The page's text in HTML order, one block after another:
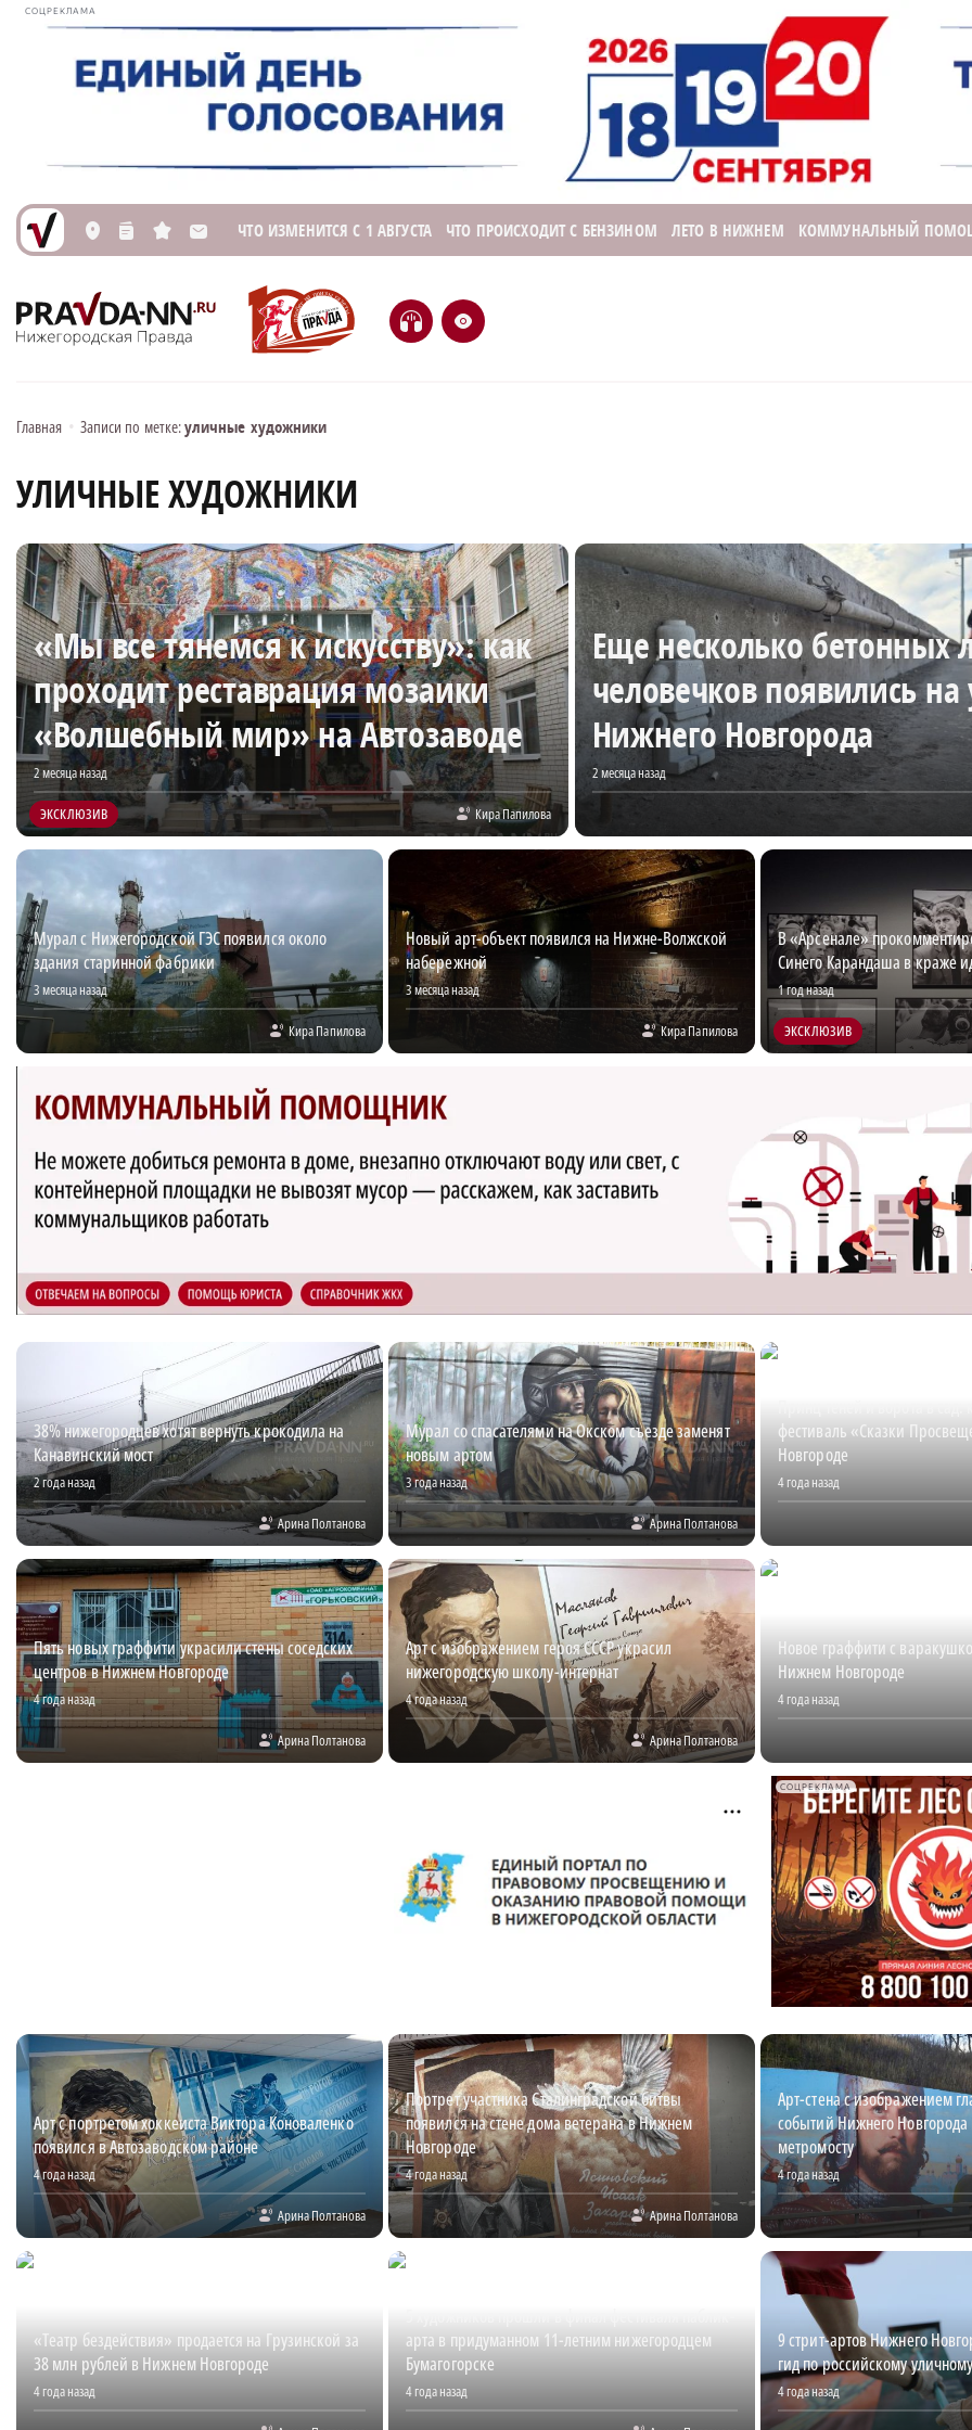
СОЦРЕКЛАМА
L n s M ЧТО ИЗМЕНИТСЯ С 1 АВГУСТА ЧТО ПРОИСХОДИТ С БЕНЗИНОМ ЛЕТО В НИЖНЕМ КОММУНАЛЬНЫЙ
H e
Главная • Записи по метке:уличные художники
УЛИЧНЫЕ ХУДОЖНИКИ
«Мы все тянемся к искусству»: как
проходит реставрация мозаики
«Волшебный мир» на Автозаводе
2 месяца назад
ЭКСКЛЮЗИВ Кира Папилова
Еще несколько бетонных
человечков появились на
Нижнего Новгорода
2 месяца назад
Мурал с Нижегородской ГЭС появился около
здания старинной фабрики
3 месяца назад
Кира Папилова
Новый арт-объект появился на Нижне-Волжской
набережной
3 месяца назад
Кира Папилова
В «Арсенале»
Синего Карандаша в краже
1 год назад
ЭКСКЛЮЗИВ
38% нижегородцев хотят вернуть крокодила на
Канавинский мост
2 года назад
Арина Полтанова
Мурал со спасателями на Окском съезде заменят
новым артом
3 года назад
Арина Полтанова
фестиваль «Сказки
Новгороде
4 года назад
Пять новых граффити украсили стены соседских
центров в Нижнем Новгороде
4 года назад
Арина Полтанова
Арт с изображением героя СССР украсил
нижегородскую школу-интернат
4 года назад
Арина Полтанова
Новое граффити с
Нижнем Новгороде
4 года назад
СОЦРЕКЛАМА
Арт с портретом хоккеиста Виктора Коноваленко
появился в Автозаводском районе
4 года назад
Арина Полтанова
Портрет участника Сталинградской битвы
появился на стене дома ветерана в Нижнем
Новгороде
4 года назад
Арина Полтанова
Арт-стена с изображением
событий Нижнего Новгорода
метромосту
4 года назад
«Театр бездействия» продается на Грузинской за
38 млн рублей в Нижнем Новгороде
4 года назад
арта в придуманном 11-летним нижегородцем
Бумагогорске
4 года назад
9 стрит-артов Нижнего
гид по российскому
4 года назад